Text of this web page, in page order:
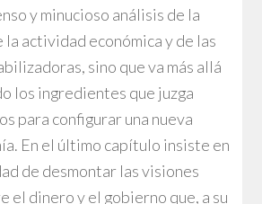
y minucioso análisis de la
la actividad económica y de las
sino que va más allá
los ingredientes que juzga
para configurar una nueva
En el último capítulo insiste en
de desmontar las visiones
el dinero y el gobierno que, a su